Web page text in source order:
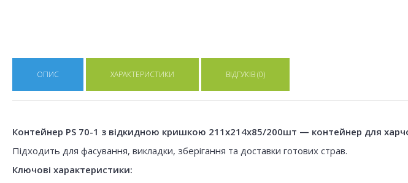
ОПИС ХАРАКТЕРИСТИКИ ВІДГУКІВ (0)
Контейнер PS 70-1 з відкидною кришкою 211х214х85/200шт — контейнер для
Підходить для фасування, викладки, зберігання та доставки готових страв.
Ключові характеристики: